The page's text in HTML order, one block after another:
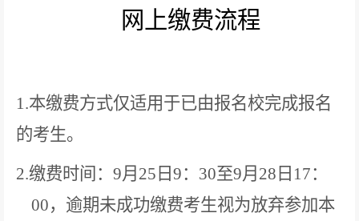
网上缴费流程
1.本缴费方式仅适用于已由报名校完成报名
的考生。
2.缴费时间： 9月 25 日 9： 30至9月 28 日 17：
00，逾期未成功缴费考生视为放弃参加本